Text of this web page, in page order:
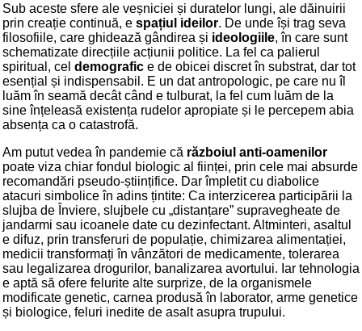
Sub aceste sfere ale veșniciei și duratelor lungi, ale dăinuirii
prin creație continuă, e spațiul ideilor. De unde își trag seva
filosofiile, care ghidează gândirea și ideologiile, în care sunt
schematizate direcțiile acțiunii politice. La fel ca palierul
spiritual, cel demografic e de obicei discret în substrat, dar tot
esențial și indispensabil. E un dat antropologic, pe care nu îl
luăm în seamă decât când e tulburat, la fel cum luăm de la
sine înțeleasă existența rudelor apropiate și le percepem abia
absența ca o catastrofă.
Am putut vedea în pandemie că războiul anti-oamenilor
poate viza chiar fondul biologic al ființei, prin cele mai absurde
recomandări pseudo-științifice. Dar împletit cu diabolice
atacuri simbolice în adins țintite: Ca interzicerea participării la
slujba de Înviere, slujbele cu „distanțare” supravegheate de
jandarmi sau icoanele date cu dezinfectant. Altminteri, asaltul
e difuz, prin transferuri de populație, chimizarea alimentației,
medicii transformați în vânzători de medicamente, tolerarea
sau legalizarea drogurilor, banalizarea avortului. Iar tehnologia
e aptă să ofere felurite alte surprize, de la organismele
modificate genetic, carnea produsă în laborator, arme genetice
și biologice, feluri inedite de asalt asupra trupului.